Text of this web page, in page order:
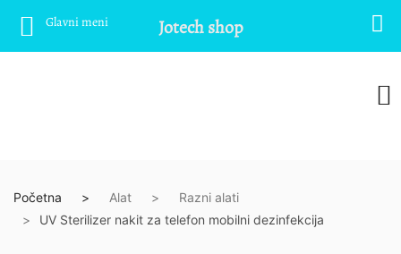
Početna Alat
Razni alati
UV Sterilizer nakit za telefon mobilni dezinfekcija
Glavni meni Jotech shop